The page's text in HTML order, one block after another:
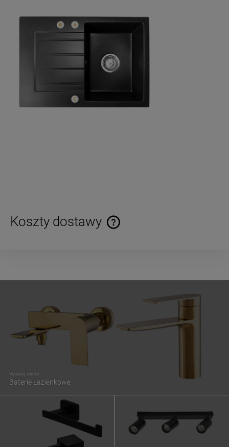
Koszty dostawy
Cena nie zawiera ewentualnych kosztów płatności
Wysokiej Jakości
Baterie Łazienkowe